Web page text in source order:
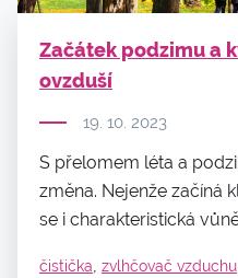
Začátek podzimu a
ovzduší
19. 10. 2023
S přelomem léta a
změna. Nejenže začíná
se i charakteristická
čistička, zvlhčovač vzduchu